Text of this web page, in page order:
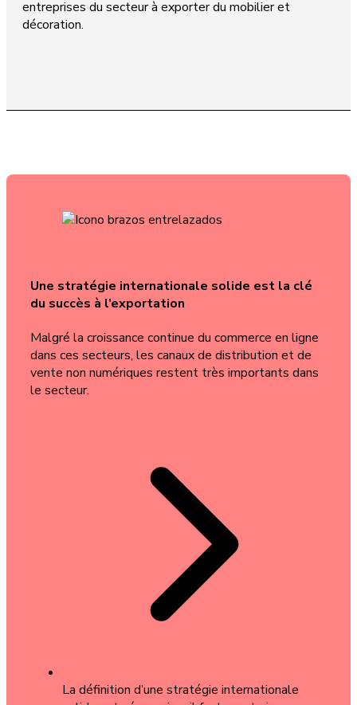
entreprises du secteur à exporter du mobilier et
décoration.
Une stratégie internationale solide est la clé
du succès à l’exportation
Malgré la croissance continue du commerce en ligne
dans ces secteurs, les canaux de distribution et de
vente non numériques restent très importants dans
le secteur.
La définition d’une stratégie internationale